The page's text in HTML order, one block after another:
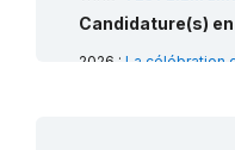
baltes(RL)
Candidature(s)
2026 : La célébration